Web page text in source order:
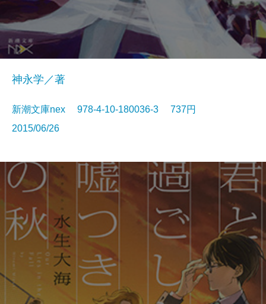
神永学／著
新潮文庫nex 978-4-10-180036-3 737円
2015/06/26